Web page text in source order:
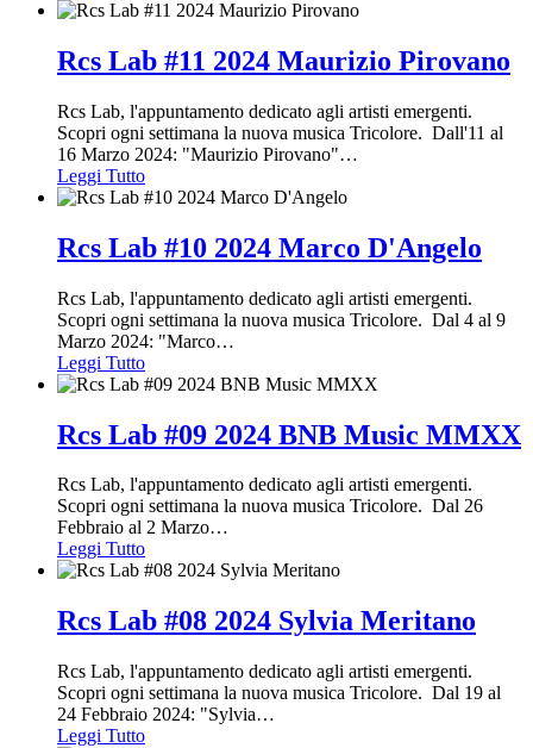
Rcs Lab #11 2024 Maurizio Pirovano
Rcs Lab, l'appuntamento dedicato agli artisti emergenti.
Scopri ogni settimana la nuova musica Tricolore. Dall'11 al
16 Marzo 2024: "Maurizio Pirovano"…
Leggi Tutto
Rcs Lab #10 2024 Marco D'Angelo
Rcs Lab, l'appuntamento dedicato agli artisti emergenti.
Scopri ogni settimana la nuova musica Tricolore. Dal 4 al 9
Marzo 2024: "Marco…
Leggi Tutto
Rcs Lab #09 2024 BNB Music MMXX
Rcs Lab, l'appuntamento dedicato agli artisti emergenti.
Scopri ogni settimana la nuova musica Tricolore. Dal 26
Febbraio al 2 Marzo…
Leggi Tutto
Rcs Lab #08 2024 Sylvia Meritano
Rcs Lab, l'appuntamento dedicato agli artisti emergenti.
Scopri ogni settimana la nuova musica Tricolore. Dal 19 al
24 Febbraio 2024: "Sylvia…
Leggi Tutto